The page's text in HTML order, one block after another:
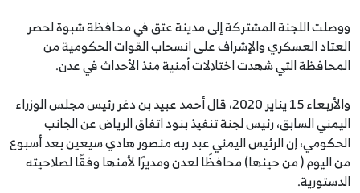
ووصلت اللجنة المشتركة إلى مدينة عتق في محافظة شبوة لحصر
العتاد العسكري والإشراف على انسحاب القوات الحكومية من
المحافظة التي شهدت اختلالات أمنية منذ الأحداث في عدن.
والأربعاء 15 يناير 2020، قال أحمد عبيد بن دغر رئيس مجلس الوزراء
اليمني السابق، رئيس لجنة تنفيذ بنود اتفاق الرياض عن الجانب
الحكومي، إن الرئيس اليمني عبد ربه منصور هادي سيعين بعد أسبوع
من اليوم ( من حينها) محافظًا لعدن ومديرًا لأمنها وفقًا لصلاحيته
الدستورية.